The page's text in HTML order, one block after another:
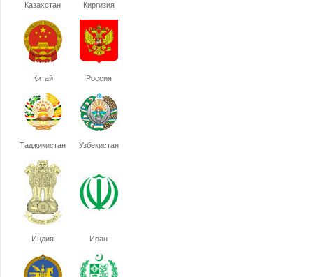
Казахстан Киргизия
Китай Россия
Таджикистан Узбекистан
Индия Иран